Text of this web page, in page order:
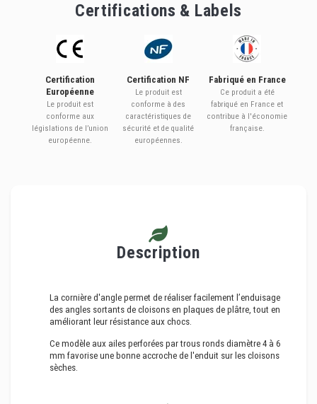
Certifications & Labels
Certification
Européenne
Le produit est
conforme aux
législations de l’union
européenne.
Certification NF
Le produit est
conforme à des
caractéristiques de
sécurité et de qualité
européennes.
Fabriqué en France
Ce produit a été
fabriqué en France et
contribue à l'économie
française.
Description
La cornière d'angle permet de réaliser facilement l’enduisage
des angles sortants de cloisons en plaques de plâtre, tout en
améliorant leur résistance aux chocs.
Ce modèle aux ailes perforées par trous ronds diamètre 4 à 6
mm favorise une bonne accroche de l'enduit sur les cloisons
sèches.